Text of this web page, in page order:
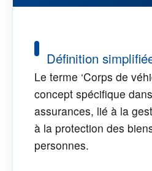
Définition
Le terme ‘Corps de
concept spécifique
assurances, lié à la
à la protection des
personnes.